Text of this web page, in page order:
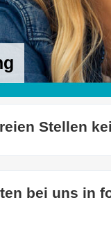
Stellen
bei uns in